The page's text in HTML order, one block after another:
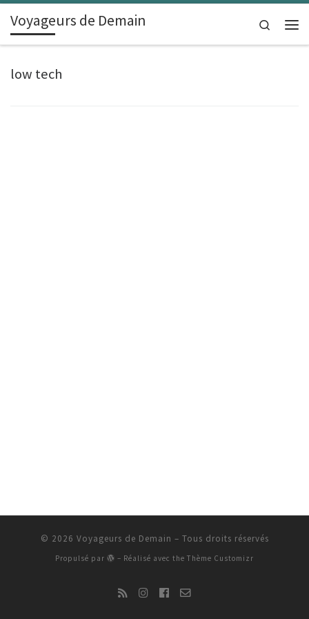
Skip to content
Voyageurs de Demain
Search
low tech
© 2026 Voyageurs de Demain – Tous droits réservés
Propulsé par – Réalisé avec the Thème Customizr